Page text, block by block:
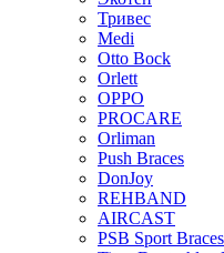
Тривес
Medi
Otto Bock
Orlett
OPPO
PROCARE
Orliman
Push Braces
DonJoy
REHBAND
AIRCAST
PSB Sport Braces